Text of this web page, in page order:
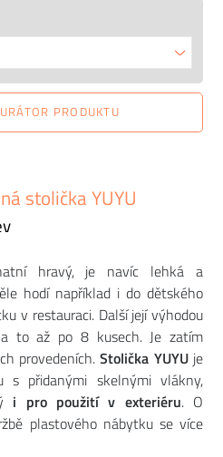
PRODUKTU
stolička YUYU
hravý, je navíc lehká a
hodí například i do dětského
v restauraci. Další její výhodou
to až po 8 kusech. Je zatím
provedeních.Stolička YUYUje
s přidanými skelnými vlákny,
i pro použití v exteriéru. O
plastového nábytku se více